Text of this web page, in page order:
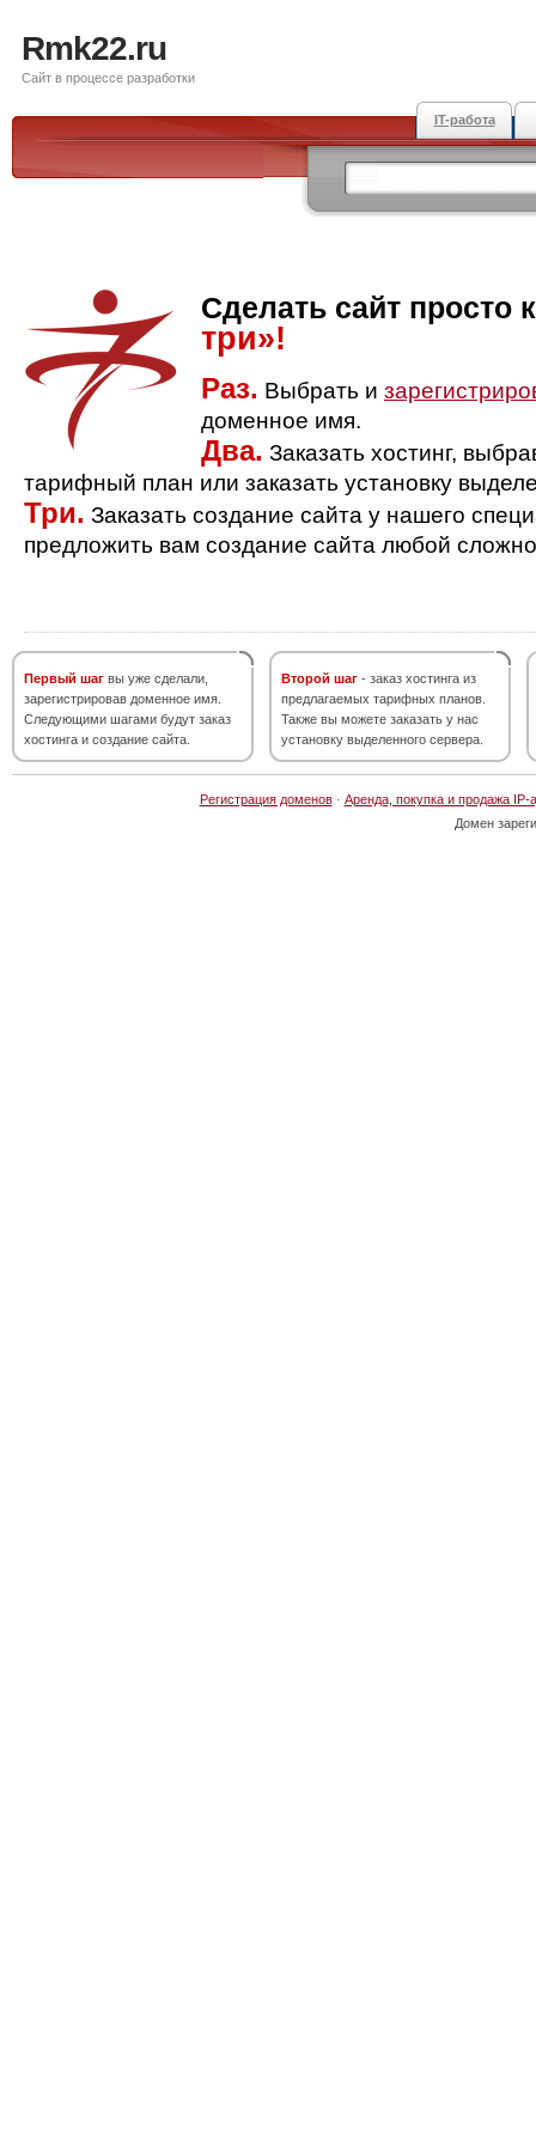
Rmk22.ru
Сайт в процессе разработки
IT-работа
Сделать сайт просто
три»!
Раз. Выбрать и
доменное имя.
Два. Заказать хостинг,
тарифный план или заказать установку
Три. Заказать создание сайта у нашего
предложить вам создание сайта любой
Первый шаг вы уже сделали,
зарегистрировав доменное имя.
Следующими шагами будут заказ
хостинга и создание сайта.
Второй шаг - заказ хостинга из
предлагаемых тарифных планов.
Также вы можете заказать у нас
установку выделенного сервера.
Регистрация доменов· Аренда, покупка и продажа IP-
Домен